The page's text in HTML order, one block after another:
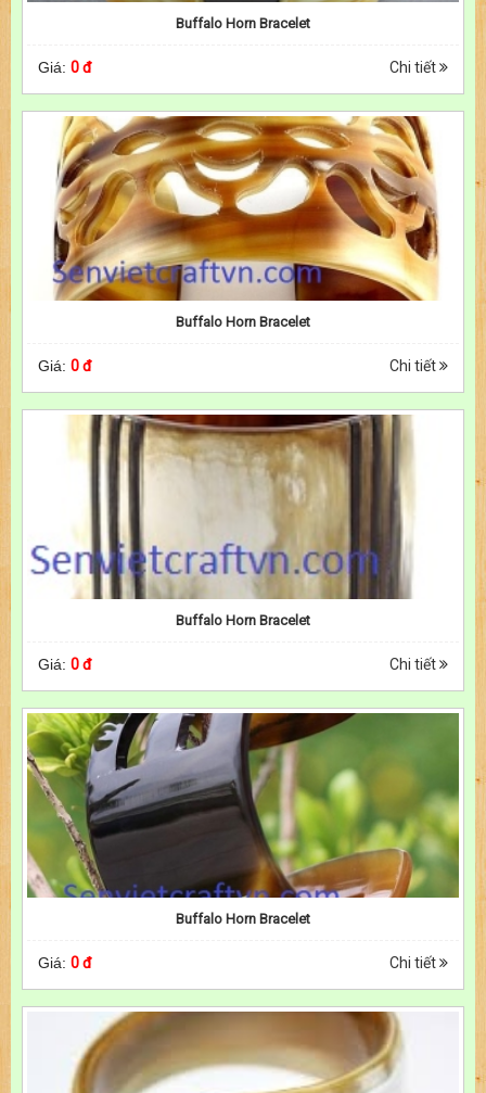
Buffalo Horn Bracelet
Giá: 0 đ Chi tiết
Buffalo Horn Bracelet
Giá: 0 đ Chi tiết
Buffalo Horn Bracelet
Giá: 0 đ Chi tiết
Buffalo Horn Bracelet
Giá: 0 đ Chi tiết